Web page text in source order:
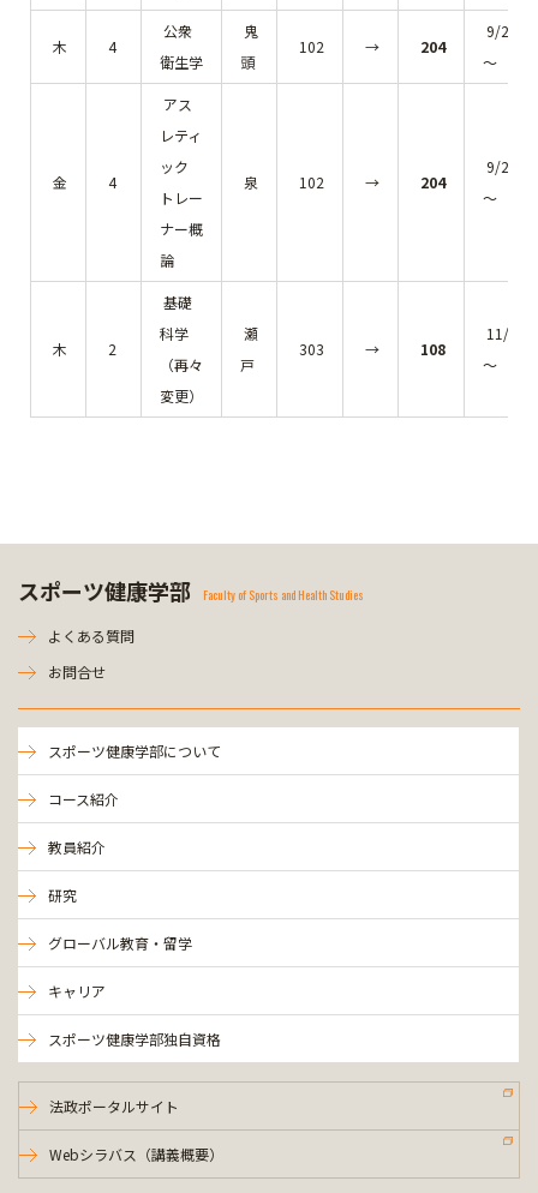
木 4
公衆
衛生学
鬼
頭
102 → 204
9/26(
～
金 4
アス
レティ
ック
トレー
ナー概
論
泉 102 → 204
9/20(
～
木 2
基礎
科学
（再々
変更）
瀬
戸
303 → 108
11/7(
～
スポーツ健康学部 Faculty of Sports and Health Studies
よくある質問
お問合せ
スポーツ健康学部について
コース紹介
教員紹介
研究
グローバル教育・留学
キャリア
スポーツ健康学部独自資格
法政ポータルサイト
Webシラバス（講義概要）